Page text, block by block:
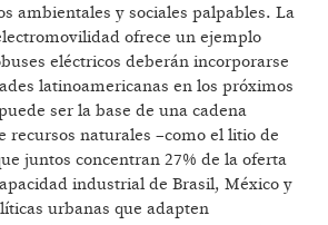
ambientales y sociales palpables. La
ofrece un ejemplo
eléctricos deberán incorporarse
latinoamericanas en los próximos
ser la base de una cadena
recursos naturales –como el litio de
juntos concentran 27% de la oferta
industrial de Brasil, México y
urbanas que adapten